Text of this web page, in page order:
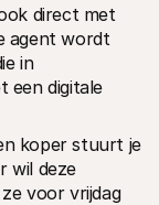
direct met
agent wordt
in
een digitale
koper stuurt je
wil deze
voor vrijdag